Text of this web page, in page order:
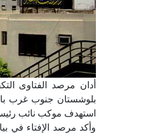
أدان مرصد الفتاوى
استهدف موكب نائب
وأكد مرصد الإفتاء في